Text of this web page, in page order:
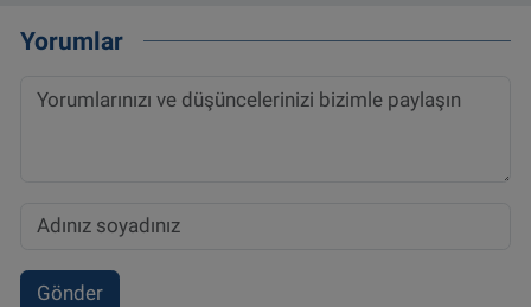
Yorumlar
Gönder